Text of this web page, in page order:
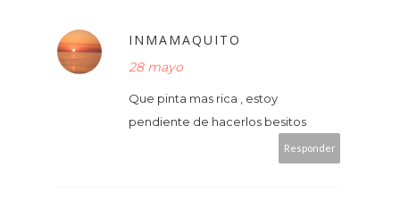
INMAMAQUITO
28 mayo
Que pinta mas rica , estoy
pendiente de hacerlos besitos
Responder